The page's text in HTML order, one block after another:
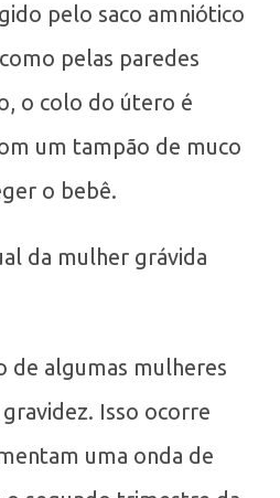
pelo saco amniótico
pelas paredes
o colo do útero é
um tampão de muco
o bebê.
da mulher grávida
de algumas mulheres
Isso ocorre
uma onda de